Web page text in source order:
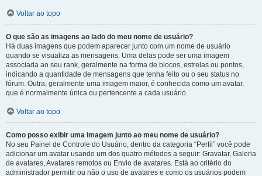
Voltar ao topo
O que são as imagens ao lado do meu nome de usuário?
Há duas imagens que podem aparecer junto com um nome de usuário
quando se visualiza as mensagens. Uma delas pode ser uma imagem
associada ao seu rank, geralmente na forma de blocos, estrelas ou pontos,
indicando a quantidade de mensagens que tenha feito ou o seu status no
fórum. Outra, geralmente uma imagem maior, é conhecida como um avatar,
que é normalmente única ou pertencente a cada usuário.
Voltar ao topo
Como posso exibir uma imagem junto ao meu nome de usuário?
No seu Painel de Controle do Usuário, dentro da categoria “Perfil” você pode
adicionar um avatar usando um dos quatro métodos a seguir: Gravatar, Galeria
de avatares, Avatares remotos ou Envio de avatares. Está ao critério do
administrador permitir ou não o uso de avatares e como os usuários podem